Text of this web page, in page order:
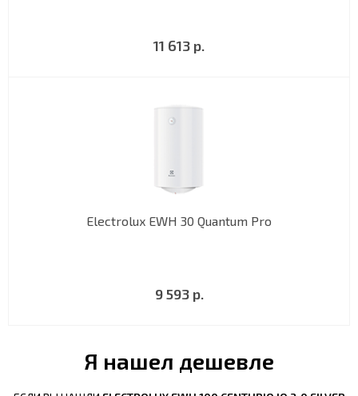
11 613 р.
Electrolux EWH 30 Quantum Pro
9 593 р.
Я нашел дешевле